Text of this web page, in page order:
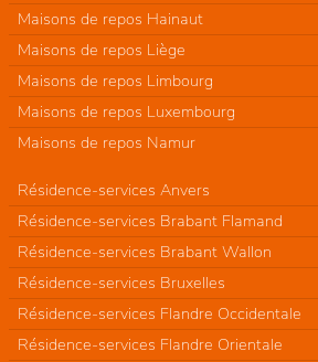
Maisons de repos Hainaut
Maisons de repos Liège
Maisons de repos Limbourg
Maisons de repos Luxembourg
Maisons de repos Namur
Résidence-services Anvers
Résidence-services Brabant Flamand
Résidence-services Brabant Wallon
Résidence-services Bruxelles
Résidence-services Flandre Occidentale
Résidence-services Flandre Orientale